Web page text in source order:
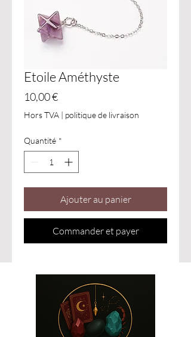
Etoile Améthyste
10,00 €Prix
Hors TVA | politique de livraison
Quantité *
Ajouter au panier
Commander et payer